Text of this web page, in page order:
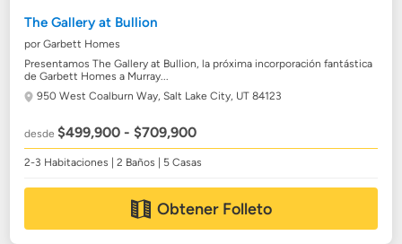
The Gallery at Bullion
por Garbett Homes
Presentamos The Gallery at Bullion, la próxima incorporación fantástica
de Garbett Homes a Murray...
950 West Coalburn Way,Salt Lake City, UT 84123
desde$499,900 - $709,900
2-3 Habitaciones | 2 Baños | 5 Casas
Obtener Folleto